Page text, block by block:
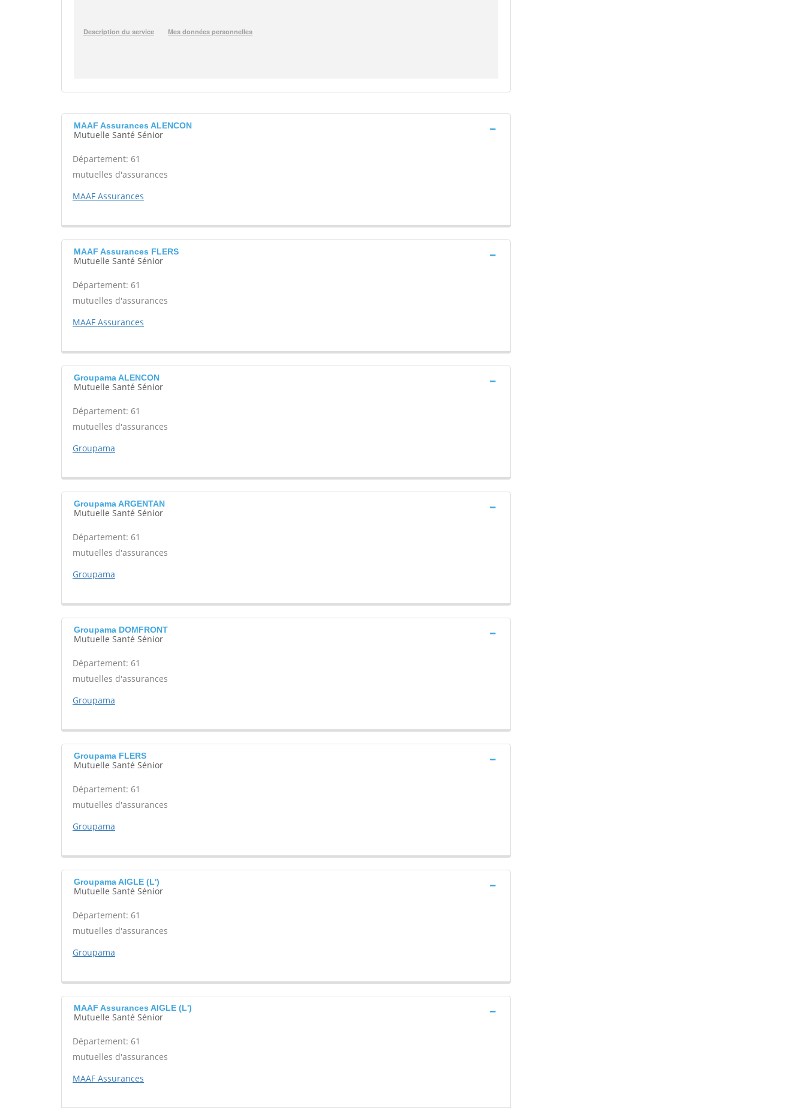
MAAF Assurances ALENCON
Mutuelle Santé Sénior
Département: 61
mutuelles d'assurances
MAAF Assurances
MAAF Assurances FLERS
Mutuelle Santé Sénior
Département: 61
mutuelles d'assurances
MAAF Assurances
Groupama ALENCON
Mutuelle Santé Sénior
Département: 61
mutuelles d'assurances
Groupama
Groupama ARGENTAN
Mutuelle Santé Sénior
Département: 61
mutuelles d'assurances
Groupama
Groupama DOMFRONT
Mutuelle Santé Sénior
Département: 61
mutuelles d'assurances
Groupama
Groupama FLERS
Mutuelle Santé Sénior
Département: 61
mutuelles d'assurances
Groupama
Groupama AIGLE (L')
Mutuelle Santé Sénior
Département: 61
mutuelles d'assurances
Groupama
MAAF Assurances AIGLE (L')
Mutuelle Santé Sénior
Département: 61
mutuelles d'assurances
MAAF Assurances